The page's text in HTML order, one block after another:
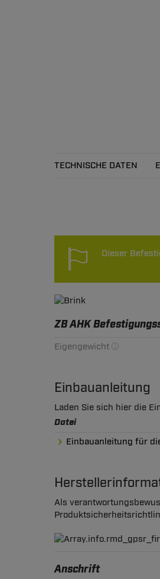
TECHNISCHE DATEN
Dieser
ZB AHK
Eigengewicht
Einbauanleitung
Laden Sie sich hier die
Datei
Einbauanleitung für
Als
Anschrift